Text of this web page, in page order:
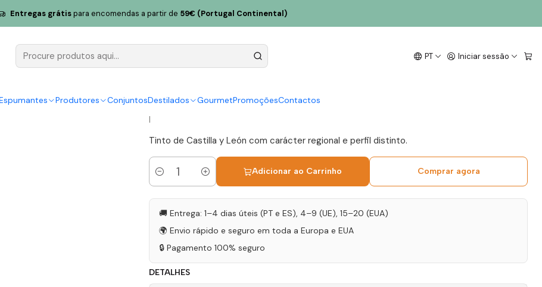
PT Iniciar sessão
Produtores ConjuntosDestilados GourmetPromoçõesContactos
Entregas grátispara encomendas a partir de 59€ (Portugal Continental)
Confines de Prieto Pariente 2018 Castilla y León Espanha Tinto 75cl
José Pariente Confines de Prieto
Espanha Tinto 75cl
|
Tinto de Castilla y León com carácter regional e perfil distinto.
Quantidade
Adicionar ao Carrinho Comprar agora
🚚 Entrega: 1–4 dias úteis (PT e ES), 4–9 (UE), 15–20 (EUA)
🌍 Envio rápido e seguro em toda a Europa e EUA
🔒 Pagamento 100% seguro
DETALHES